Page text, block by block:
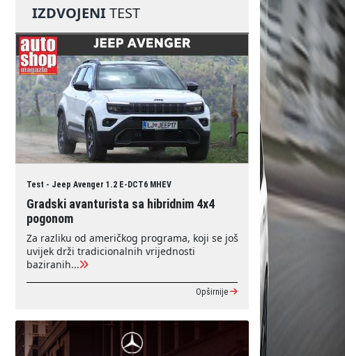
IZDVOJENITEST
Test - Jeep Avenger 1.2 E-DCT6 MHEV
Gradski avanturista sa hibridnim 4x4
pogonom
Za razliku od američkog programa, koji se još
uvijek drži tradicionalnih vrijednosti
baziranih...
Opširnije